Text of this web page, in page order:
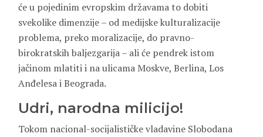
će u pojedinim evropskim državama to dobiti
svekolike dimenzije – od medijske kulturalizacije
problema, preko moralizacije, do pravno-
birokratskih baljezgarija – ali će pendrek istom
jačinom mlatiti i na ulicama Moskve, Berlina, Los
Anđelesa i Beograda.
Udri, narodna milicijo!
Tokom nacional-socijalističke vladavine Slobodana